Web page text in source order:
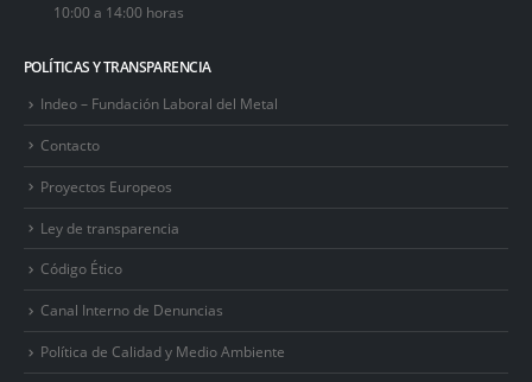
10:00 a 14:00 horas
POLÍTICAS Y TRANSPARENCIA
Indeo – Fundación Laboral del Metal
Contacto
Proyectos Europeos
Ley de transparencia
Código Ético
Canal Interno de Denuncias
Política de Calidad y Medio Ambiente